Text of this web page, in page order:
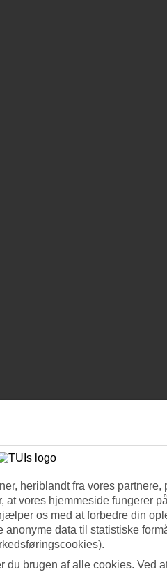
heriblandt fra vores partnere,
at vores hjemmeside fungerer
os med at forbedre din
data til statistiske
du brugen af alle cookies. Ved